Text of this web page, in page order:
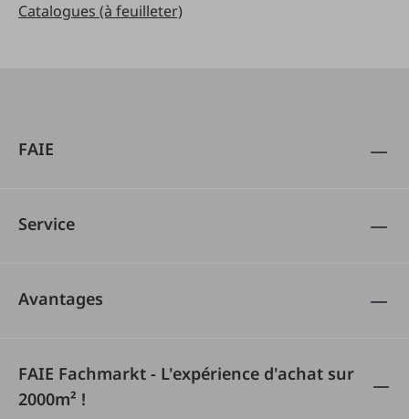
Catalogues (à feuilleter)
FAIE
Service
Avantages
FAIE Fachmarkt - L'expérience d'achat sur
2000m² !